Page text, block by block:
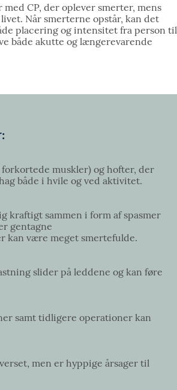
CP, der oplever smerter, mens
Når smerterne opstår, kan det
placering og intensitet fra person til
både akutte og længerevarende
muskler) og hofter, der
både i hvile og ved aktivitet.
kraftigt sammen i form af spasmer
gentagne
kan være meget smertefulde.
slider på leddene og kan føre
samt tidligere operationer kan
men er hyppige årsager til